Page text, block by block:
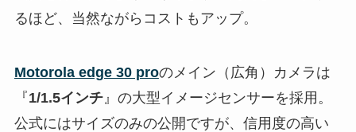
るほど、当然ながらコストもアップ。
Motorola edge 30 proのメイン（広角）カメラは
『1/1.5インチ』の大型イメージセンサーを採用。
公式にはサイズのみの公開ですが、信用度の高い